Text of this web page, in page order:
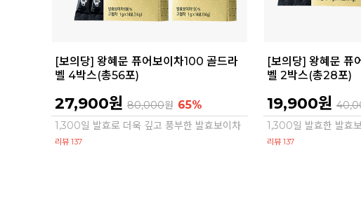
[보의당] 왕혜문 퓨어보이차100 골드라
벨 4박스(총56포)
27,900원 80,000원 65%
1,300일 발효로 더욱 깊고 풍부한 발효보이차
리뷰 137
[보의당] 왕혜문 퓨
벨 2박스(총28포)
19,900원
1,300일 발효한 발효
리뷰 137